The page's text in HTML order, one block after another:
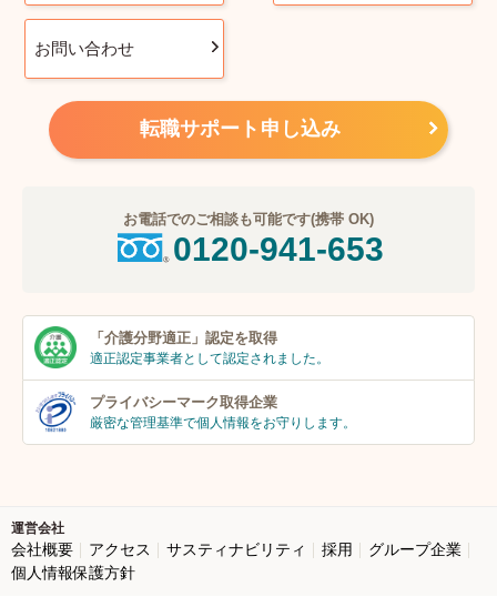
お問い合わせ
転職サポート申し込み
お電話でのご相談も可能です(携帯 OK)
0120-941-653
「介護分野適正」 認定を取得
適正認定事業者として認定されました。
プライバシーマーク取得企業
厳密な管理基準で個人情報をお守りします。
運営会社
会社概要 アクセス サスティナビリティ 採用
グループ企業
個人情報保護方針